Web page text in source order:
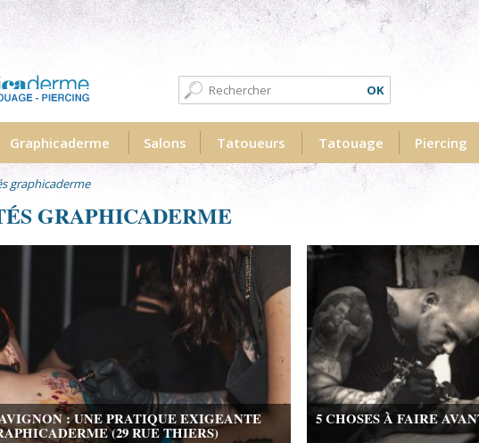
Formulaire de recherche Recherche
Graphicaderme Salons Tatoueurs Tatouage Piercing
graphicaderme
GRAPHICADERME
: UNE PRATIQUE EXIGEANTE
(29 RUE THIERS)
5 CHOSES À FAIRE